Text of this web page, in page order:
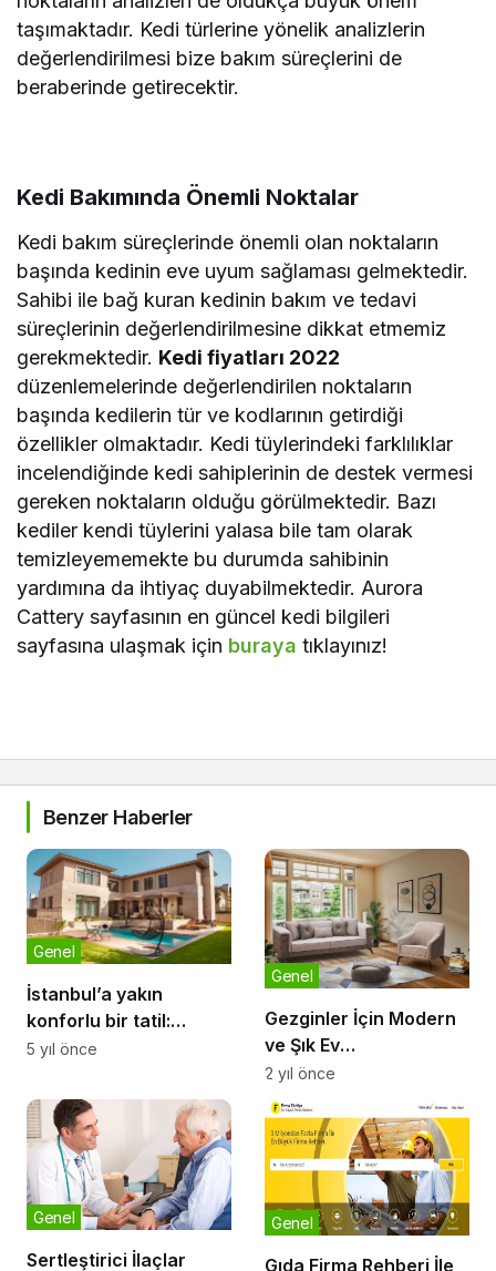
taşımaktadır. Kedi türlerine yönelik analizlerin
değerlendirilmesi bize bakım süreçlerini de
beraberinde getirecektir.
Kedi Bakımında Önemli Noktalar
Kedi bakım süreçlerinde önemli olan noktaların
başında kedinin eve uyum sağlaması gelmektedir.
Sahibi ile bağ kuran kedinin bakım ve tedavi
süreçlerinin değerlendirilmesine dikkat etmemiz
gerekmektedir. Kedi fiyatları 2022
düzenlemelerinde değerlendirilen noktaların
başında kedilerin tür ve kodlarının getirdiği
özellikler olmaktadır. Kedi tüylerindeki farklılıklar
incelendiğinde kedi sahiplerinin de destek vermesi
gereken noktaların olduğu görülmektedir. Bazı
kediler kendi tüylerini yalasa bile tam olarak
temizleyememekte bu durumda sahibinin
yardımına da ihtiyaç duyabilmektedir. Aurora
Cattery sayfasının en güncel kedi bilgileri
sayfasına ulaşmak için buraya tıklayınız!
Benzer Haberler
İstanbul’a yakın
konforlu bir tatil:
İstanbul kiralık villa
Genel
5 yıl önce
Gezginler İçin Modern
ve Şık Ev
Dekorasyonuna
Yönelik İpuçları
Genel
2 yıl önce
Sertleştirici İlaçlar
Genel
Gıda Firma Rehberi İle
Genel